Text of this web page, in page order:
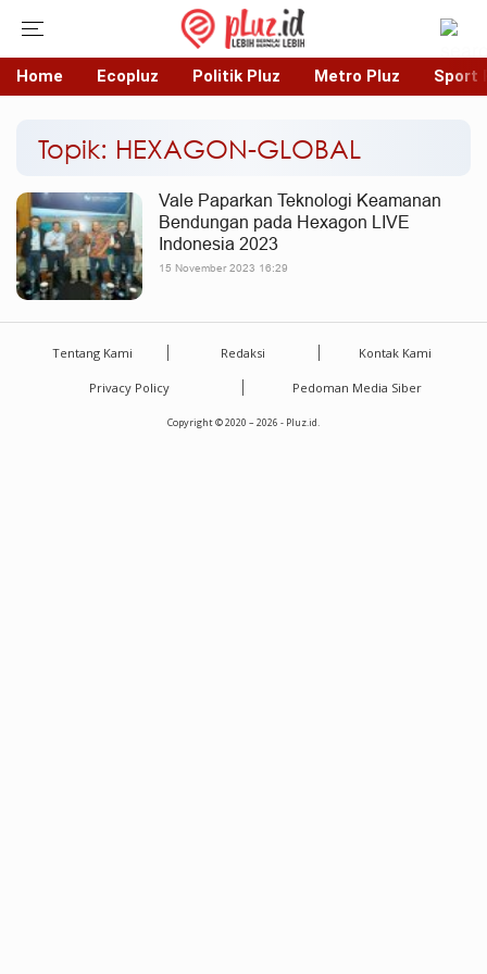
Home Ecopluz Politik Pluz Metro Pluz Sport
Topik: HEXAGON-GLOBAL
Vale Paparkan Teknologi Keamanan
Bendungan pada Hexagon LIVE
Indonesia 2023
15 November 2023 16:29
Tentang Kami Redaksi Kontak Kami
Privacy Policy Pedoman Media Siber
Copyright © 2020 – 2026 - Pluz.id.